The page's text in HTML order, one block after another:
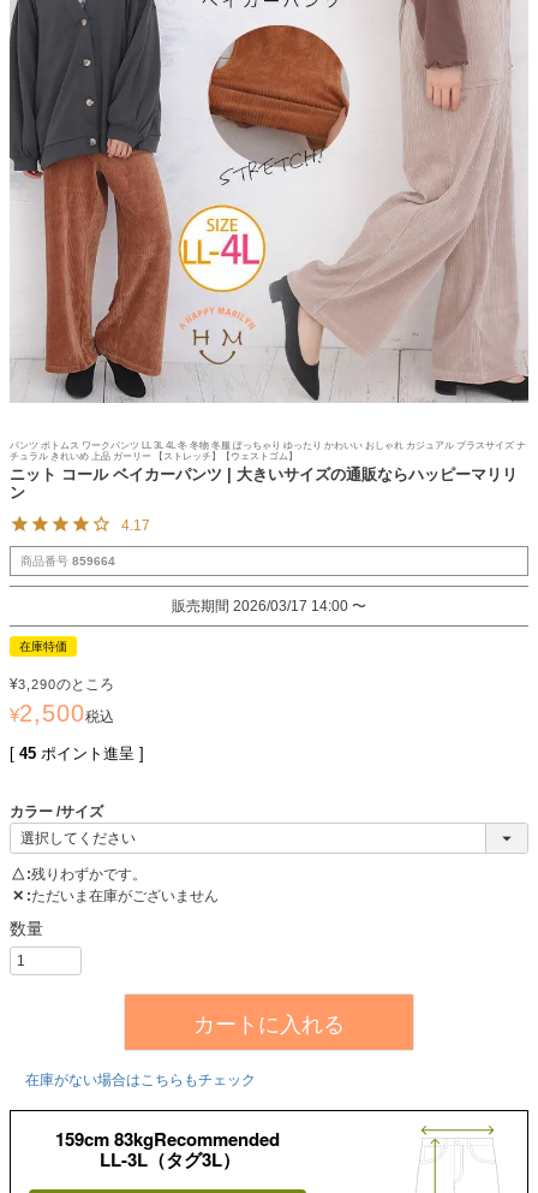
パンツ ボトムス ワークパンツ LL 3L 4L 冬 冬物 冬服 ぽっちゃり ゆったり かわいい おしゃれ カジュアル プラスサイズ ナ
チュラル きれいめ 上品 ガーリー 【ストレッチ】【ウェストゴム】
ニット コール ベイカーパンツ | 大きいサイズの通販ならハッピーマリリ
ン
4.17
商品番号 859664
販売期間 2026/03/17 14:00 〜
在庫特価
¥3,290のところ
¥2,500税込
[ 45 ポイント進呈 ]
カラー サイズ
△ 残りわずかです。
✕ ただいま在庫がございません
カートに入れる
在庫がない場合はこちらもチェック
159cm 83kgRecommended
LL-3L（タグ3L）